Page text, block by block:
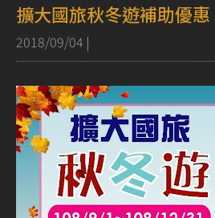
擴大國旅秋冬遊補助優惠
2018/09/04 |